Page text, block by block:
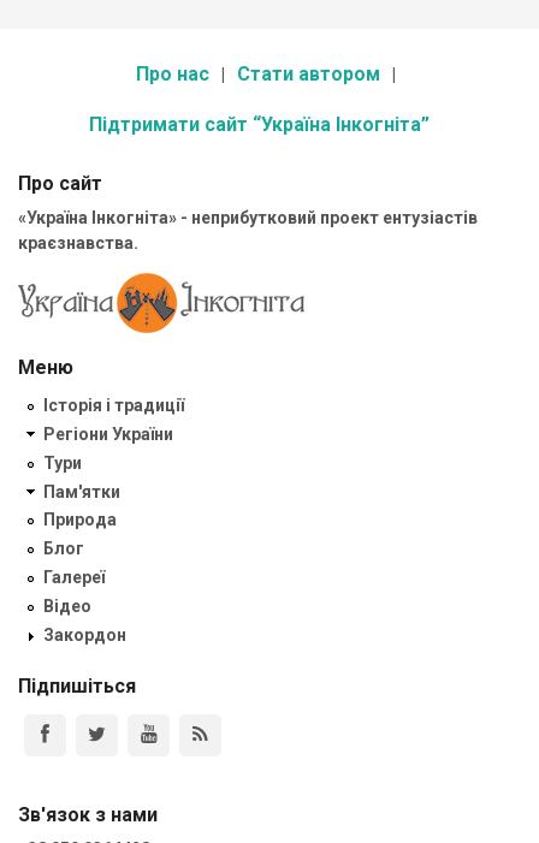
Про нас Стати автором
Підтримати сайт “Україна Інкогніта”
Про сайт
«Україна Інкогніта» - неприбутковий проект ентузіастів
краєзнавства.
Меню
Історія і традиції
Регіони України
Тури
Пам'ятки
Природа
Блог
Галереї
Відео
Закордон
Підпишіться
Зв'язок з нами